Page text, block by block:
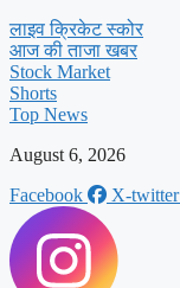
लाइव क्रिकेट स्कोर
आज की ताजा खबर
Stock Market
Shorts
Top News
August 6, 2026
Facebook
X-twitter